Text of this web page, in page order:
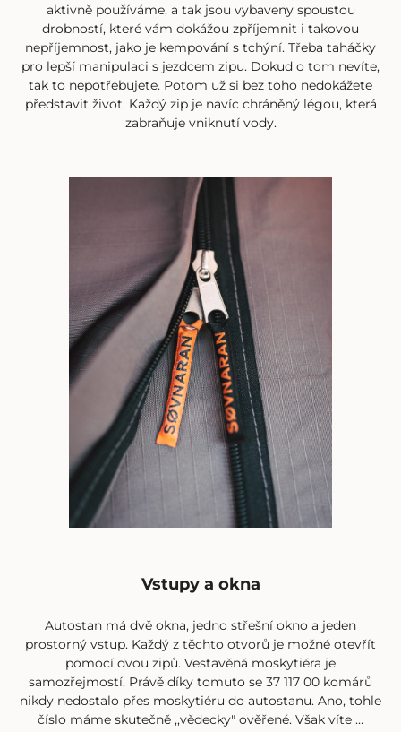
aktivně používáme, a tak jsou vybaveny spoustou
drobností, které vám dokážou zpříjemnit i takovou
nepříjemnost, jako je kempování s tchýní. Třeba taháčky
pro lepší manipulaci s jezdcem zipu. Dokud o tom nevíte,
tak to nepotřebujete. Potom už si bez toho nedokážete
představit život. Každý zip je navíc chráněný légou, která
zabraňuje vniknutí vody.
Vstupy a okna
Autostan má dvě okna, jedno střešní okno a jeden
prostorný vstup. Každý z těchto otvorů je možné otevřít
pomocí dvou zipů. Vestavěná moskytiéra je
samozřejmostí. Právě díky tomuto se 37 117 00 komárů
nikdy nedostalo přes moskytiéru do autostanu. Ano, tohle
číslo máme skutečně ,,vědecky" ověřené. Však víte …